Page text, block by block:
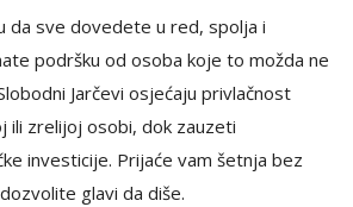
da sve dovedete u red, spolja i
podršku od osoba koje to možda ne
Jarčevi osjećaju privlačnost
ili zrelijoj osobi, dok zauzeti
investicije. Prijaće vam šetnja bez
glavi da diše.